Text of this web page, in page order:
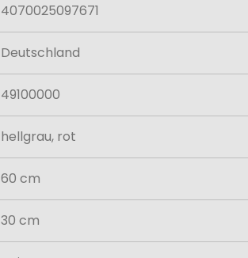
4070025097671
Deutschland
49100000
hellgrau, rot
60 cm
30 cm